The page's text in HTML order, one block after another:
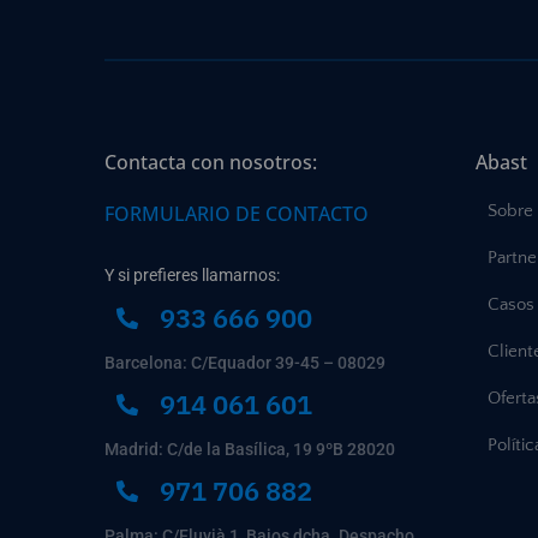
Contacta con nosotros:
FORMULARIO DE CONTACTO
Y si prefieres llamarnos:
933 666 900
Barcelona: C/Equador 39-45 – 08029
914 061 601
Madrid: C/de la Basílica, 19 9ºB 28020
971 706 882
Abast